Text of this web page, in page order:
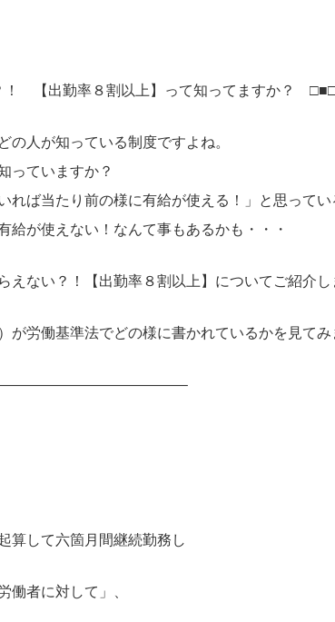
【出勤率８割以上】って知ってますか？
の人が知っている制度ですよね。
っていますか？
れば当たり前の様に有給が使える！」と思ってい
給が使えない！なんて事もあるかも・・・
えない？！【出勤率８割以上】についてご紹介し
が労働基準法でどの様に書かれているかを見てみ
算して六箇月間継続勤務し
働者に対して」、